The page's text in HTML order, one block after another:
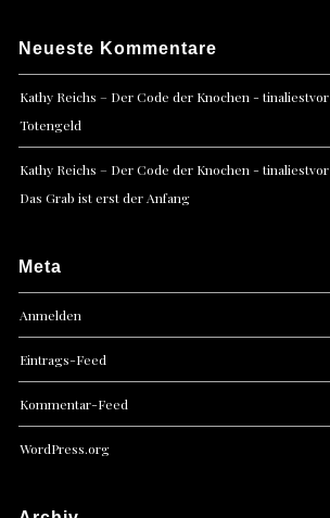
Neueste Kommentare
Kathy Reichs – Der Code der Knochen - tinaliestvor
Totengeld
Kathy Reichs – Der Code der Knochen - tinaliestvor
Das Grab ist erst der Anfang
Meta
Anmelden
Eintrags-Feed
Kommentar-Feed
WordPress.org